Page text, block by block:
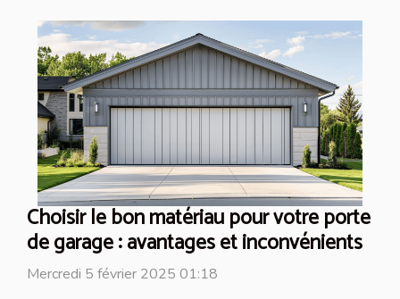
Choisir le bon matériau pour votre porte
de garage : avantages et inconvénients
Mercredi 5 février 2025 01:18